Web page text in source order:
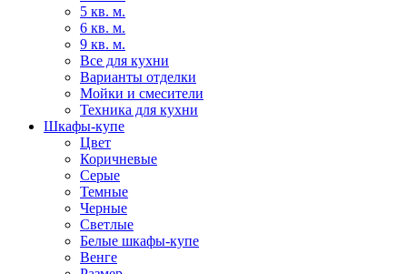
5 кв. м.
6 кв. м.
9 кв. м.
Все для кухни
Варианты отделки
Мойки и смесители
Техника для кухни
Шкафы-купе
Цвет
Коричневые
Серые
Темные
Черные
Светлые
Белые шкафы-купе
Венге